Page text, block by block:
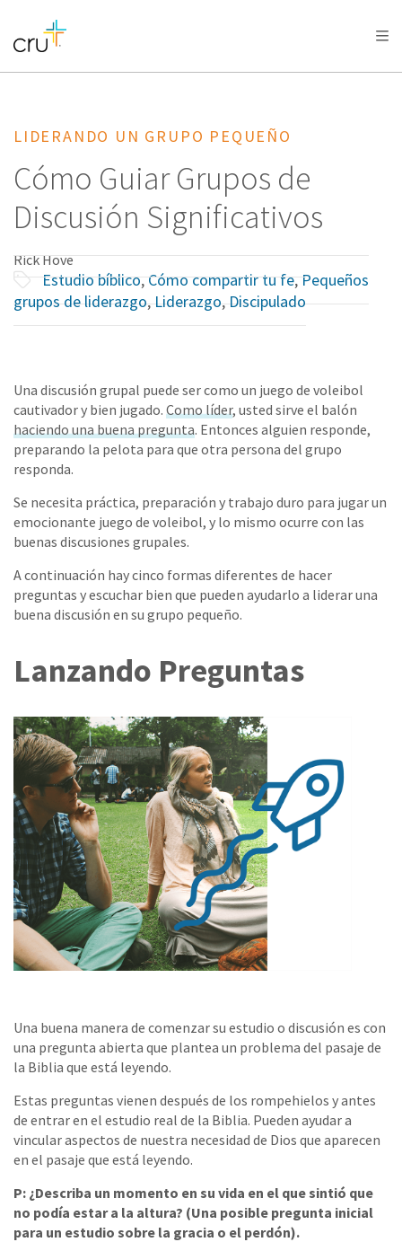
AFRICA
AMERICA / CARIBBEAN
OCEANIA
LIDERANDO UN GRUPO PEQUEÑO
Cómo Guiar Grupos de
Discusión Significativos
Rick Hove
Estudio bíblico,Cómo compartir tu fe,Pequeños
grupos de liderazgo,Liderazgo,Discipulado
Una discusión grupal puede ser como un juego de voleibol
cautivador y bien jugado. Como líder, usted sirve el balón
haciendo una buena pregunta. Entonces alguien responde,
preparando la pelota para que otra persona del grupo
responda.
Se necesita práctica, preparación y trabajo duro para jugar un
emocionante juego de voleibol, y lo mismo ocurre con las
buenas discusiones grupales.
A continuación hay cinco formas diferentes de hacer
preguntas y escuchar bien que pueden ayudarlo a liderar una
buena discusión en su grupo pequeño.
Lanzando Preguntas
Una buena manera de comenzar su estudio o discusión es con
una pregunta abierta que plantea un problema del pasaje de
la Biblia que está leyendo.
Estas preguntas vienen después de los rompehielos y antes
de entrar en el estudio real de la Biblia. Pueden ayudar a
vincular aspectos de nuestra necesidad de Dios que aparecen
en el pasaje que está leyendo.
P: ¿Describa un momento en su vida en el que sintió que
no podía estar a la altura? (Una posible pregunta inicial
para un estudio sobre la gracia o el perdón).